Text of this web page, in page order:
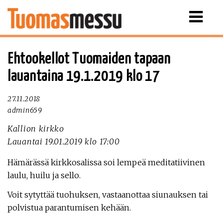
Näytä
Ehtookellot Tuomaiden tapaan
lauantaina 19.1.2019 klo 17
27.11.2018
admin659
Kallion kirkko
Lauantai 19.01.2019 klo 17:00
Hämärässä kirkkosalissa soi lempeä meditatiivinen
laulu, huilu ja sello.
Voit sytyttää tuohuksen, vastaanottaa siunauksen tai
polvistua parantumisen kehään.